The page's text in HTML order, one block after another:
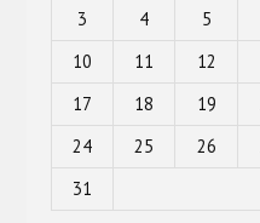
3
4 5
10
11 12
17
18 19
24
25 26
31